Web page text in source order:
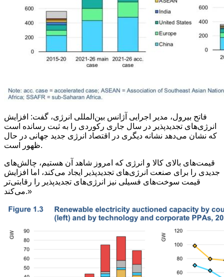
فاتح بیرول، مدیر اجرایی آژانس بین‌المللی انرژی، گفت: افزایش
انرژی‌های تجدیدپذیر در سال جاری رکوردی را به ثبت رسانده است
که نشان می‌دهد نشانه دیگری در اقتصاد انرژی جدید جهانی در حال
ظهور است.
قیمت‌های بالای کالا و انرژی که امروز شاهد آن هستیم، چالش‌های
جدیدی را برای صنعت انرژی‌های تجدیدپذیر ایجاد می‌کند، اما افزایش
قیمت سوخت‌های فسیلی نیز انرژی‌های تجدیدپذیر را رقابتی‌تر
می‌کند.»